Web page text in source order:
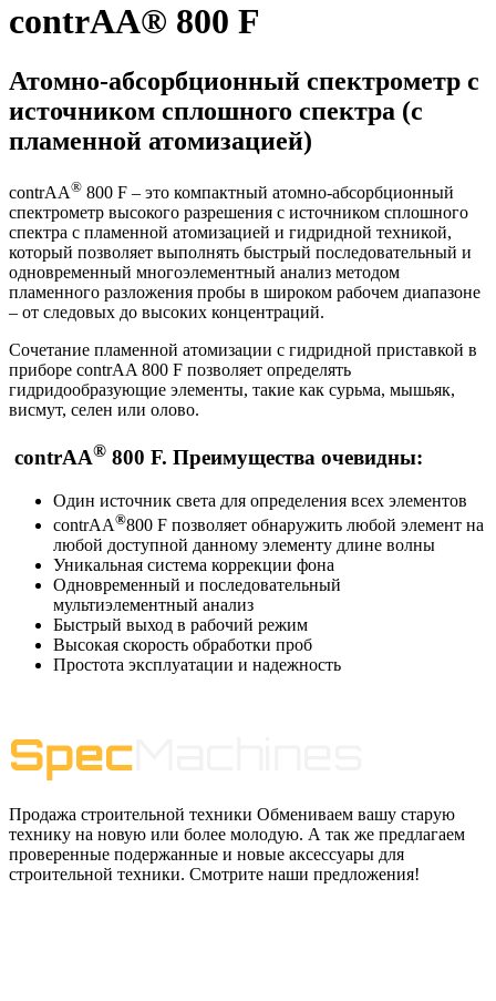
contrAA® 800 F
Атомно-абсорбционный спектрометр с
источником сплошного спектра (с
пламенной атомизацией)
contrAA® 800 F – это компактный атомно-абсорбционный
спектрометр высокого разрешения с источником сплошного
спектра с пламенной атомизацией и гидридной техникой,
который позволяет выполнять быстрый последовательный и
одновременный многоэлементный анализ методом
пламенного разложения пробы в широком рабочем диапазоне
– от следовых до высоких концентраций.
Сочетание пламенной атомизации с гидридной приставкой в
приборе contrAA 800 F позволяет определять
гидридообразующие элементы, такие как сурьма, мышьяк,
висмут, селен или олово.
contrAA® 800 F. Преимущества очевидны:
Один источник света для определения всех элементов
contrAA®800 F позволяет обнаружить любой элемент на
любой доступной данному элементу длине волны
Уникальная система коррекции фона
Одновременный и последовательный
мультиэлементный анализ
Быстрый выход в рабочий режим
Высокая скорость обработки проб
Простота эксплуатации и надежность
Продажа строительной техники Обмениваем вашу старую
технику на новую или более молодую. А так же предлагаем
проверенные подержанные и новые аксессуары для
строительной техники. Смотрите наши предложения!